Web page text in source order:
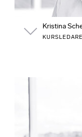
Kristina
KURSLEDARE